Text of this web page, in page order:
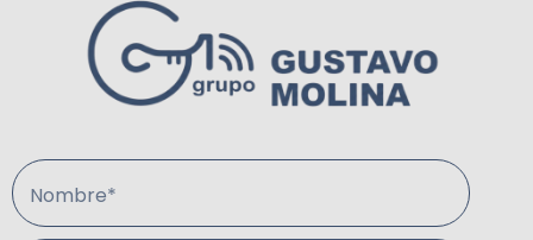
Nombre*